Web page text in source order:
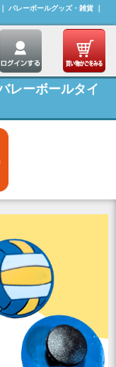
レーボールグッズ・雑貨 ｜
レーボールタイ